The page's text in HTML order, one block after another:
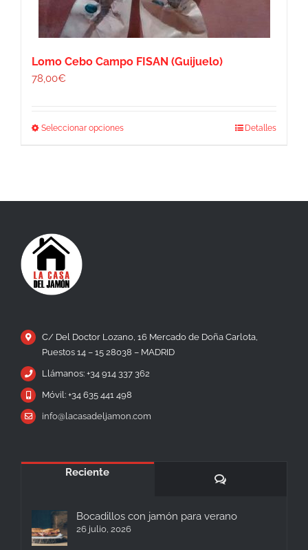
Lomo Cebo Campo FISAN (Guijuelo)
78,00€
Seleccionar opcionesEste
Detalles
C/ Del Doctor Lozano, 16 Mercado de Doña Carlota,
Puestos 14 – 15 28038 – MADRID
Llámanos: +34 914 337 362
Móvil: +34 635 441 498
info@lacasadeljamon.com
Reciente
Comentarios
Bocadillos con jamón para verano
26 julio, 2026